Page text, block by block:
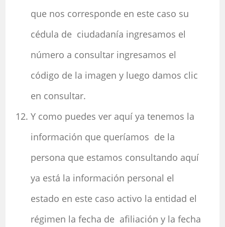
que nos corresponde en este caso su
cédula de ciudadanía ingresamos el
número a consultar ingresamos el
código de la imagen y luego damos clic
en consultar.
Y como puedes ver aquí ya tenemos la
información que queríamos de la
persona que estamos consultando aquí
ya está la información personal el
estado en este caso activo la entidad el
régimen la fecha de afiliación y la fecha